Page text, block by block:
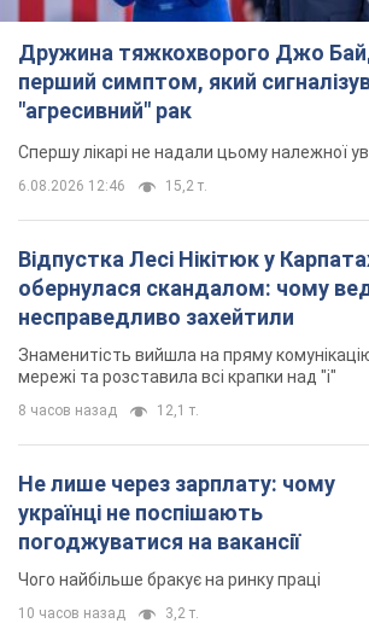
Дружина тяжкохворого Джо
перший симптом, який
"агресивний" рак
Спершу лікарі не надали цьому належної
6.08.2026 12:46 15,2 т.
Відпустка Лесі Нікітюк у
обернулася скандалом: чому
несправедливо захейтили
Знаменитість вийшла на пряму
мережі та розставила всі крапки над "і"
8 часов назад 12,1 т.
Не лише через зарплату: чому
українці не поспішають
погоджуватися на вакансії
Чого найбільше бракує на ринку праці
10 часов назад 3,2 т.